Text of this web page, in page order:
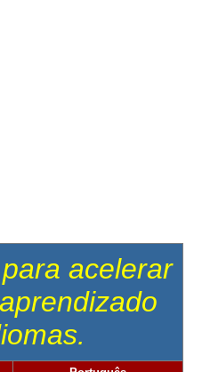
acelerar